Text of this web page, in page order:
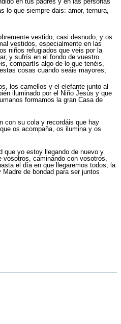
lo que siempre dais: amor, ternura,
vestido, casi desnudo, y os
vestidos, especialmente en las
niños refugiados que veis por la
y sufrís en el fondo de vuestro
compartís algo de lo que tenéis,
cosas cuando seáis mayores;
los camellos y el elefante junto al
iluminado por el Niño Jesús y que
formamos la gran Casa de
con su cola y recordáis que hay
os acompaña, os ilumina y os
que yo estoy llegando de nuevo y
caminando con vosotros,
el día en que llegaremos todos, la
de bondad para ser juntos